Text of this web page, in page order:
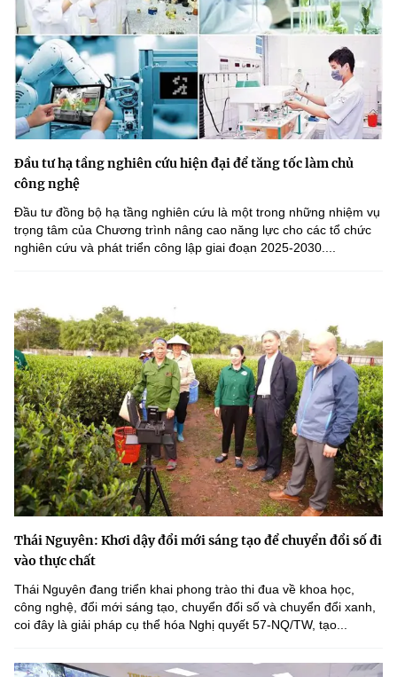
Đầu tư hạ tầng nghiên cứu hiện đại để tăng tốc làm chủ
công nghệ
Đầu tư đồng bộ hạ tầng nghiên cứu là một trong những nhiệm vụ
trọng tâm của Chương trình nâng cao năng lực cho các tổ chức
nghiên cứu và phát triển công lập giai đoạn 2025-2030....
Thái Nguyên: Khơi dậy đổi mới sáng tạo để chuyển đổi số đi
vào thực chất
Thái Nguyên đang triển khai phong trào thi đua về khoa học,
công nghệ, đổi mới sáng tạo, chuyển đổi số và chuyển đổi xanh,
coi đây là giải pháp cụ thể hóa Nghị quyết 57-NQ/TW, tạo...